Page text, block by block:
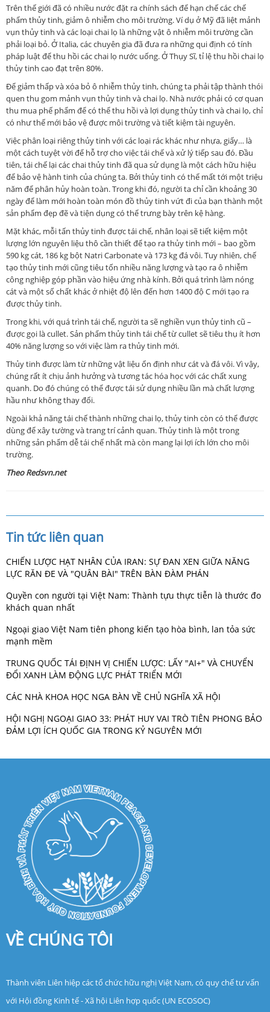
Trên thế giới đã có nhiều nước đặt ra chính sách để hạn chế các chế
phẩm thủy tinh, giảm ô nhiễm cho môi trường. Ví dụ ở Mỹ đã liệt mảnh
vụn thủy tinh và các loại chai lọ là những vật ô nhiễm môi trường cần
phải loại bỏ. Ở Italia, các chuyên gia đã đưa ra những qui định có tính
pháp luật để thu hồi các chai lọ nước uống. Ở Thụy Sĩ, tỉ lệ thu hồi chai lọ
thủy tinh cao đạt trên 80%.
Để giảm thấp và xóa bỏ ô nhiễm thủy tinh, chúng ta phải tập thành thói
quen thu gom mảnh vụn thủy tinh và chai lọ. Nhà nước phải có cơ quan
thu mua phế phẩm để có thể thu hồi và lợi dụng thủy tinh và chai lọ, chỉ
có như thế mới bảo vệ được môi trường và tiết kiệm tài nguyên.
Việc phân loại riêng thủy tinh với các loại rác khác như nhựa, giấy… là
một cách tuyệt vời để hỗ trợ cho việc tái chế và xử lý tiếp sau đó. Đầu
tiên, tái chế lại các chai thủy tinh đã qua sử dụng là một cách hữu hiệu
để bảo vệ hành tinh của chúng ta. Bởi thủy tinh có thể mất tới một triệu
năm để phân hủy hoàn toàn. Trong khi đó, người ta chỉ cần khoảng 30
ngày để làm mới hoàn toàn món đồ thủy tinh vứt đi của bạn thành một
sản phẩm đẹp đẽ và tiện dụng có thể trưng bày trên kệ hàng.
Mặt khác, mỗi tấn thủy tinh được tái chế, nhân loại sẽ tiết kiệm một
lượng lớn nguyên liệu thô cần thiết để tạo ra thủy tinh mới – bao gồm
590 kg cát, 186 kg bột Natri Carbonate và 173 kg đá vôi. Tuy nhiên, chế
tạo thủy tinh mới cũng tiêu tốn nhiều năng lượng và tạo ra ô nhiễm
công nghiệp góp phần vào hiệu ứng nhà kính. Bởi quá trình làm nóng
cát và một số chất khác ở nhiệt độ lên đến hơn 1400 độ C mới tạo ra
được thủy tinh.
Trong khi, với quá trình tái chế, người ta sẽ nghiền vụn thủy tinh cũ –
được gọi là cullet. Sản phẩm thủy tinh tái chế từ cullet sẽ tiêu thụ ít hơn
40% năng lượng so với việc làm ra thủy tinh mới.
Thủy tinh được làm từ những vật liệu ổn định như cát và đá vôi. Vì vậy,
chúng rất ít chịu ảnh hưởng và tương tác hóa học với các chất xung
quanh. Do đó chúng có thể được tái sử dụng nhiều lần mà chất lượng
hầu như không thay đổi.
Ngoài khả năng tái chế thành những chai lọ, thủy tinh còn có thể được
dùng để xây tường và trang trí cảnh quan. Thủy tinh là một trong
những sản phẩm dễ tái chế nhất mà còn mang lại lợi ích lớn cho môi
trường.
Theo Redsvn.net
Tin tức liên quan
CHIẾN LƯỢC HẠT NHÂN CỦA IRAN: SỰ ĐAN XEN GIỮA NĂNG
LỰC RĂN ĐE VÀ "QUÂN BÀI" TRÊN BÀN ĐÀM PHÁN
Quyền con người tại Việt Nam: Thành tựu thực tiễn là thước đo
khách quan nhất
Ngoại giao Việt Nam tiên phong kiến tạo hòa bình, lan tỏa sức
mạnh mềm
TRUNG QUỐC TÁI ĐỊNH VỊ CHIẾN LƯỢC: LẤY "AI+" VÀ CHUYỂN
ĐỔI XANH LÀM ĐỘNG LỰC PHÁT TRIỂN MỚI
CÁC NHÀ KHOA HỌC NGA BÀN VỀ CHỦ NGHĨA XÃ HỘI
HỘI NGHỊ NGOẠI GIAO 33: PHÁT HUY VAI TRÒ TIÊN PHONG BẢO
ĐẢM LỢI ÍCH QUỐC GIA TRONG KỶ NGUYÊN MỚI
VỀ CHÚNG TÔI
Thành viên Liên hiệp các tổ chức hữu nghị Việt Nam, có quy chế tư vấn
với Hội đồng Kinh tế - Xã hội Liên hợp quốc (UN ECOSOC)